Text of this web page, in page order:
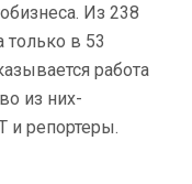
Из 238
только в 53
работа
из них-
и репортеры.